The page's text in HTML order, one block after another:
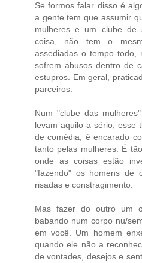
Se formos falar disso é
a gente tem que assumir
mulheres e um clube de
coisa, não tem o
assediadas o tempo todo,
sofrem abusos dentro de
estupros. Em geral,
parceiros.
Num "clube das
levam aquilo a sério, esse
de comédia, é encarado
tanto pelas mulheres. É
onde as coisas estão
"fazendo" os homens de
risadas e constragimento.
Mas fazer do outro um
babando num corpo nu/
em você. Um homem
quando ele não a
de vontades, desejos e